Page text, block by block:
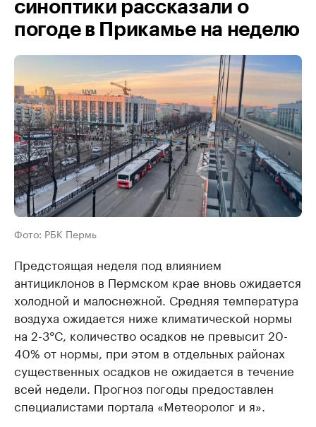
синоптики рассказали о
погоде в Прикамье на неделю
Фото: РБК Пермь
Предстоящая неделя под влиянием
антициклонов в Пермском крае вновь ожидается
холодной и малоснежной. Средняя температура
воздуха ожидается ниже климатической нормы
на 2-3°C, количество осадков не превысит 20-
40% от нормы, при этом в отдельных районах
существенных осадков не ожидается в течение
всей недели. Прогноз погоды предоставлен
специалистами портала «Метеоролог и я».